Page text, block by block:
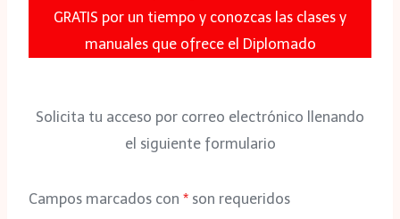
GRATIS por un tiempo y conozcas las clases y
manuales que ofrece el Diplomado
Solicita tu acceso por correo electrónico llenando
el siguiente formulario
Campos marcados con * son requeridos